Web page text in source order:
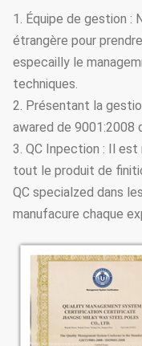
1. Équipe de gestion :
étrangère pour
especailly le
techniques.
2. Présentant la
awared de 9001:2008
3. QC Inpection : Il
tout le produit de
QC specialzed dans
manufacure chaque